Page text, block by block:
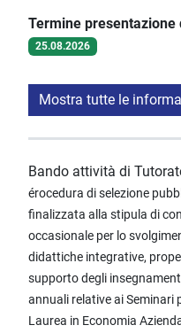
Termine presentazione
25.08.2026
Mostra tutte le
Bando attività di
érocedura di selezione
finalizzata alla stipula di
occasionale per lo
didattiche integrative,
supporto degli
annuali relative ai Seminari
Laurea in Economia